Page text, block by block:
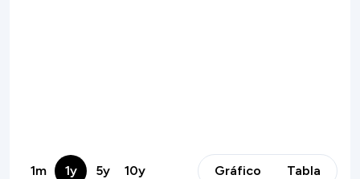
1m 1y 5y 10y Gráfico Tabla